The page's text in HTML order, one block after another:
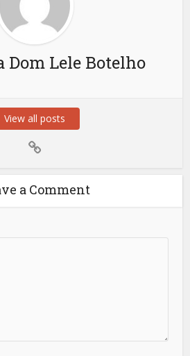
Lele Botelho
View all posts
a Comment